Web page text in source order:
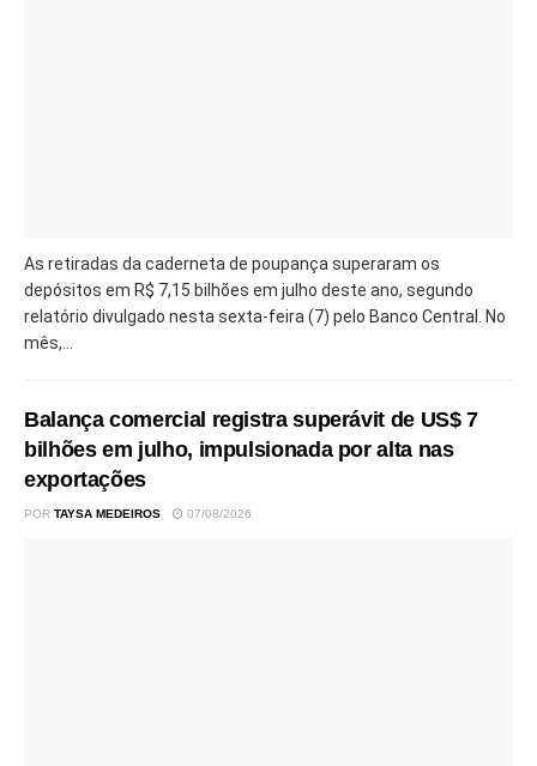
As retiradas da caderneta de poupança superaram os
depósitos em R$ 7,15 bilhões em julho deste ano, segundo
relatório divulgado nesta sexta-feira (7) pelo Banco Central. No
mês,...
Balança comercial registra superávit de US$ 7
bilhões em julho, impulsionada por alta nas
exportações
POR TAYSA MEDEIROS 07/08/2026